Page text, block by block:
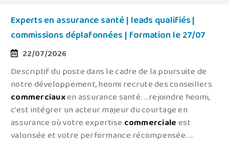
Experts en assurance santé | leads qualifiés |
commissions déplafonnées | formation le 27/07
22/07/2026
Descriptif du poste dans le cadre de la poursuite de
notre développement, heomi recrute des conseillers
commerciauxen assurance santé. ...rejoindre heomi,
c'est intégrer un acteur majeur du courtage en
assurance où votre expertise commercialeest
valorisée et votre performance récompensée. ...